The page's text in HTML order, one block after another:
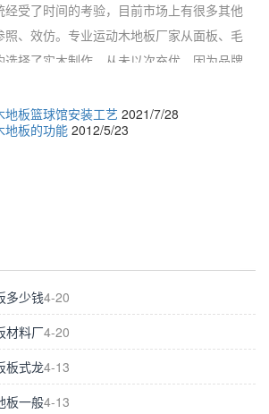
经受了时间的考验，目前市场上有很多其他
、效仿。专业运动木地板厂家从面板、毛
选择了实木制作，从未以次充优，因为品牌
较大的色差，而且还有人工修补的结疤和
木地板的表面看，实木地板因为是整体的
损坏了，还可以经过重新打磨、油漆，做
运动木地板企业，生产的体育运动木地板
原始森林区的大自然生态原木，本身就坚
运动木地板质量也很重要。
地板篮球馆安装工艺 2021/7/28
地板的功能 2012/5/23
多少钱4-20
材料厂4-20
板式龙4-13
板一般4-13